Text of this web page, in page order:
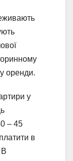
оренди.
у
– 45
в
В